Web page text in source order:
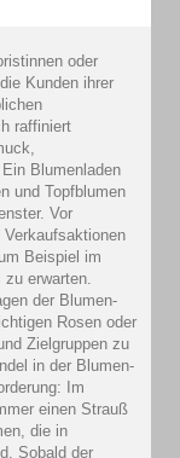
oder
Kunden ihrer
raffiniert
Blumenladen
und Topfblumen
Vor
Beispiel im
erwarten.
der Blumen-
Rosen oder
Zielgruppen zu
in der Blumen-
Im
einen Strauß
die in
Sobald der